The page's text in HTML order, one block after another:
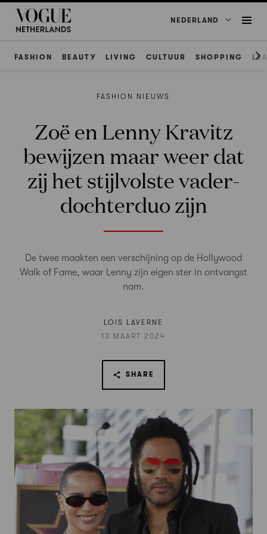
NEDERLAND
FASHION BEAUTY LIVING CULTUUR SHOPPING
FASHION NIEUWS
Zoë en Lenny Kravitz
bewijzen maar weer dat
zij het stijlvolste vader-
dochterduo zijn
De twee maakten een verschijning op de Hollywood
Walk of Fame, waar Lenny zijn eigen ster in ontvangst
nam.
LOIS LAVERNE
13 MAART 2024
SHARE